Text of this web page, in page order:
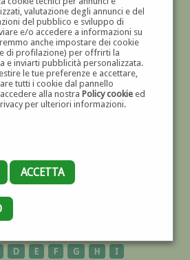
valutazione degli annunci e del
del pubblico e sviluppo di
e/o accedere a informazioni su
anche impostare dei cookie
di profilazione) per offrirti la
e inviarti pubblicità personalizzata.
le tue preferenze e accettare,
tutti i cookie dal pannello
alla nostra Policy cookieed
per ulteriori informazioni.
ACCETTA
SCULTURE '800 E '900
D E F G H I